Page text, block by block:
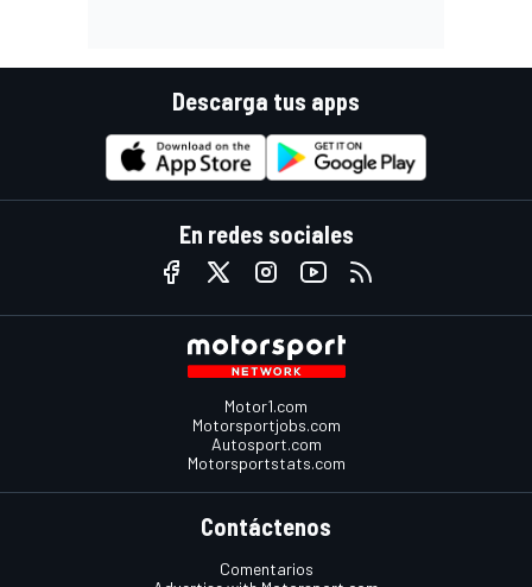
Descarga tus apps
En redes sociales
Motor1.com
Motorsportjobs.com
Autosport.com
Motorsportstats.com
Contáctenos
Comentarios